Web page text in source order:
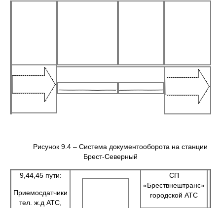
Рисунок 9.4 – Система документооборота на станции
Брест-Северный
9,44,45 пути:
Приемосдатчики
тел. ж.д АТС,
СП
«Брествнештранс»
городской АТС